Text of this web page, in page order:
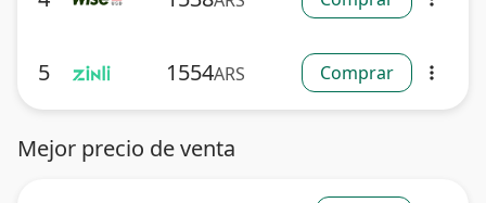
5 1554ARS Comprar more_vert
Mejor precio de venta